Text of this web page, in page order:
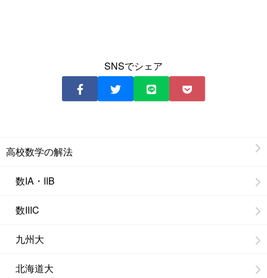
SNSでシェア
高校数学の解法
数IA・IIB
数IIIC
九州大
北海道大